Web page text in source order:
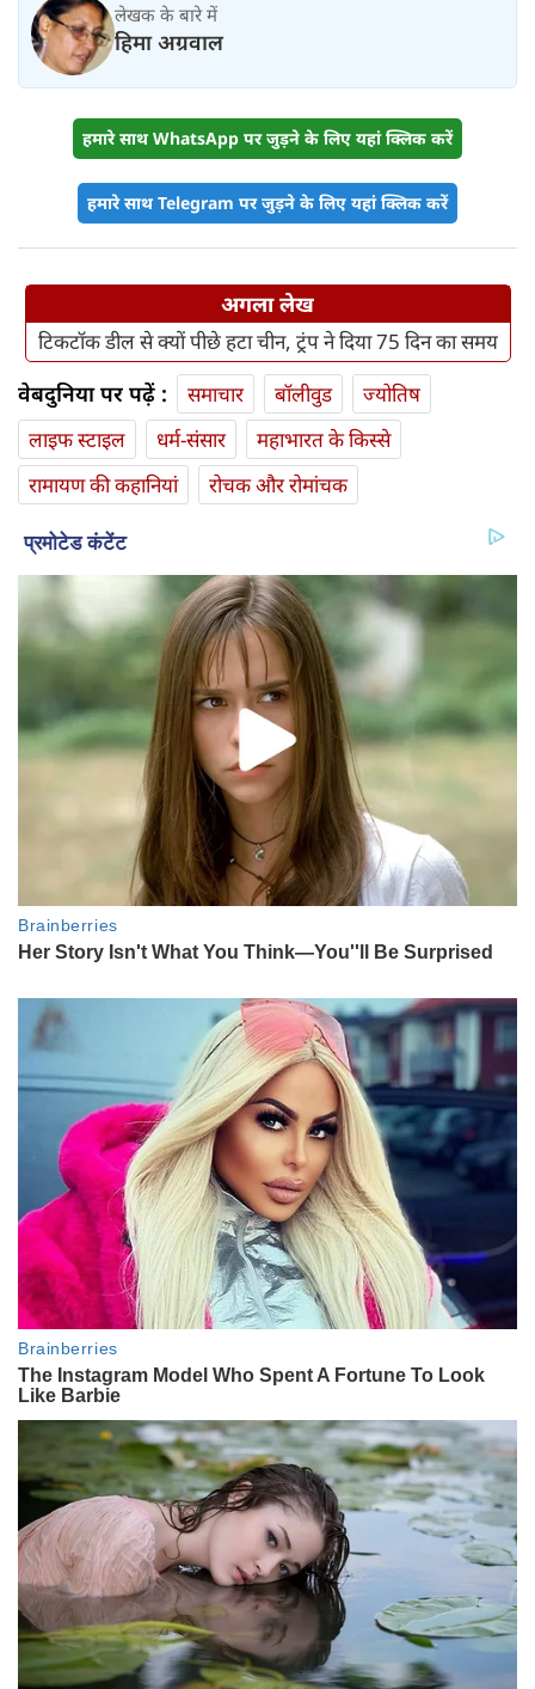
लेखक के बारे में
हिमा अग्रवाल
हमारे साथ WhatsApp पर जुड़ने के लिए यहां क्लिक करें
हमारे साथ Telegram पर जुड़ने के लिए यहां क्लिक करें
अगला लेख
टिकटॉक डील से क्यों पीछे हटा चीन, ट्रंप ने दिया 75 दिन का समय
वेबदुनिया पर पढ़ें : समाचार बॉलीवुड
ज्योतिष
लाइफ स्‍टाइल
धर्म-संसार
महाभारत के किस्से
रामायण की कहानियां
रोचक और रोमांचक